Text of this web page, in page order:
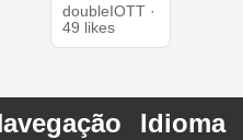
doubleIOTT ·
49 likes
Idioma